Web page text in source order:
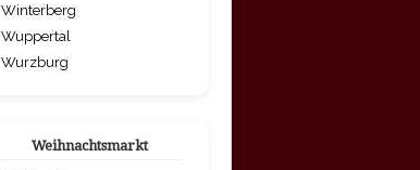
Winterberg
Wuppertal
Wurzburg
Weihnachtsmarkt